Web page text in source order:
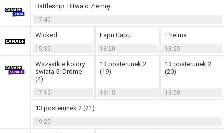
Battleship: Bitwa o Ziemię
17:40
Wicked
15:35
Łapu Capu
18:20
Thelma
18:25
Wszystkie kolory
świata 5: Drôme
(4)
17:15
13 posterunek 2
(19)
18:15
13 posterunek 2
(20)
18:50
13 posterunek 2 (21)
19:25